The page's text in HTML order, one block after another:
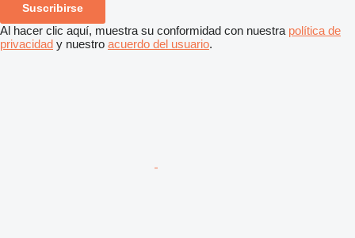
Suscribirse
Al hacer clic aquí, muestra su conformidad con nuestra política de
privacidad y nuestro acuerdo del usuario.